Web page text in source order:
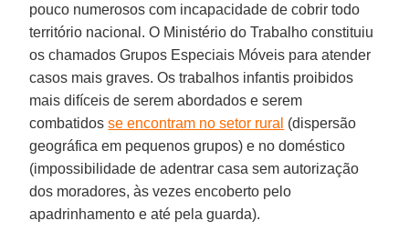
pouco numerosos com incapacidade de cobrir todo
território nacional. O Ministério do Trabalho constituiu
os chamados Grupos Especiais Móveis para atender
casos mais graves. Os trabalhos infantis proibidos
mais difíceis de serem abordados e serem
combatidosse encontram no setor rural (dispersão
geográfica em pequenos grupos) e no doméstico
(impossibilidade de adentrar casa sem autorização
dos moradores, às vezes encoberto pelo
apadrinhamento e até pela guarda).